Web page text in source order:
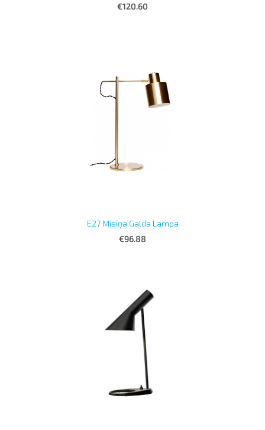
€120.60
E27 Misiņa Galda Lampa
€96.88